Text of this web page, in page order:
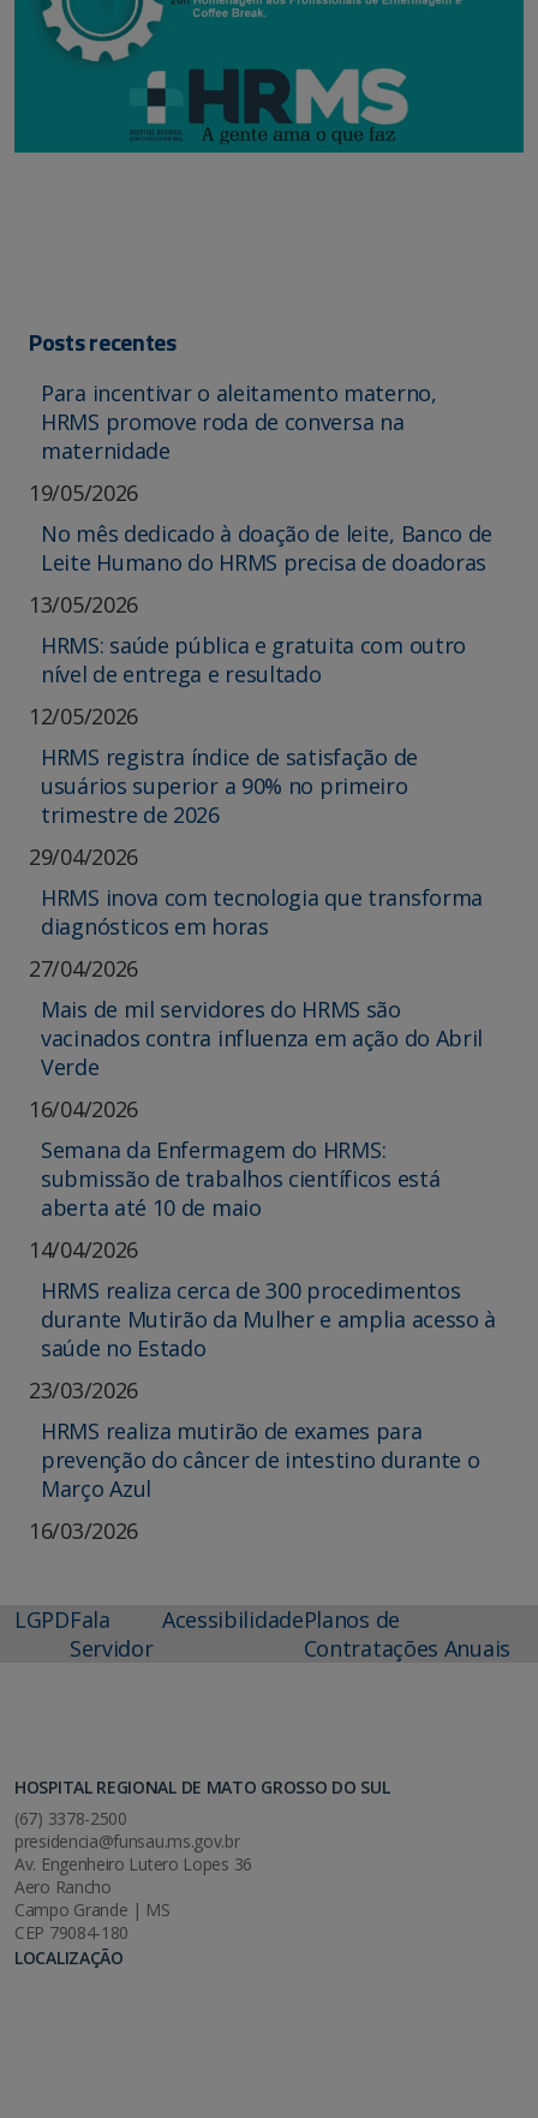
Posts recentes
Para incentivar o aleitamento materno,
HRMS promove roda de conversa na
maternidade
19/05/2026
No mês dedicado à doação de leite, Banco de
Leite Humano do HRMS precisa de doadoras
13/05/2026
HRMS: saúde pública e gratuita com outro
nível de entrega e resultado
12/05/2026
HRMS registra índice de satisfação de
usuários superior a 90% no primeiro
trimestre de 2026
29/04/2026
HRMS inova com tecnologia que transforma
diagnósticos em horas
27/04/2026
Mais de mil servidores do HRMS são
vacinados contra influenza em ação do Abril
Verde
16/04/2026
Semana da Enfermagem do HRMS:
submissão de trabalhos científicos está
aberta até 10 de maio
14/04/2026
HRMS realiza cerca de 300 procedimentos
durante Mutirão da Mulher e amplia acesso à
saúde no Estado
23/03/2026
HRMS realiza mutirão de exames para
prevenção do câncer de intestino durante o
Março Azul
16/03/2026
LGPDFala
Servidor
AcessibilidadePlanos de
Contratações Anuais
HOSPITAL REGIONAL DE MATO GROSSO DO SUL
(67) 3378-2500
presidencia@funsau.ms.gov.br
Av. Engenheiro Lutero Lopes 36
Aero Rancho
Campo Grande | MS
CEP 79084-180
LOCALIZAÇÃO